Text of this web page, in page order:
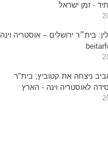
- זמן ישראל
בית״ר ירושלים – אוסטריה וינה
ניצחה את קטוביץ; בית"ר
לאוסטריה וינה - הארץ